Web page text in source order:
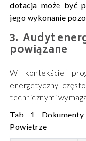
dotacja może być
jego wykonanie
Audyt
powiązane
W kontekście
energetyczny
technicznymi
Tab. 1.
Powietrze